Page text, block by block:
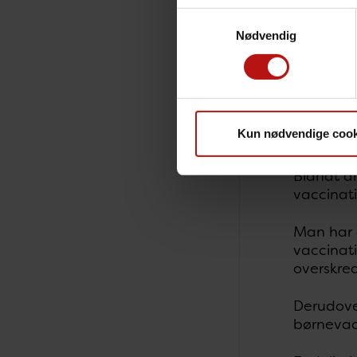
Nødvendig
Kun nødvendige
”Det
endnu
Blandt
Man har